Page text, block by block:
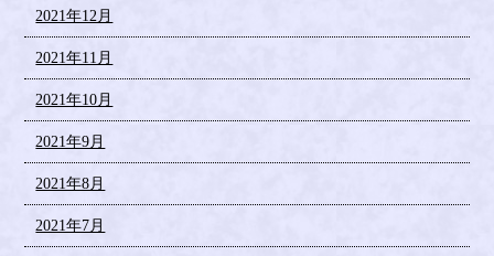
2021年12月
2021年11月
2021年10月
2021年9月
2021年8月
2021年7月